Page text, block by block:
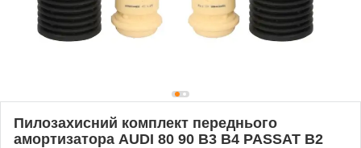
Пилозахисний комплект переднього
амортизатора AUDI 80 90 B3 B4 PASSAT B2